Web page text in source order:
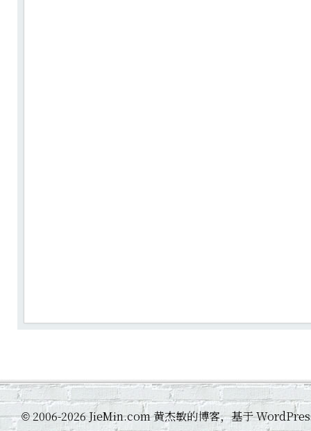
©2006-2026 JieMin.com 黄杰敏的博客，基于